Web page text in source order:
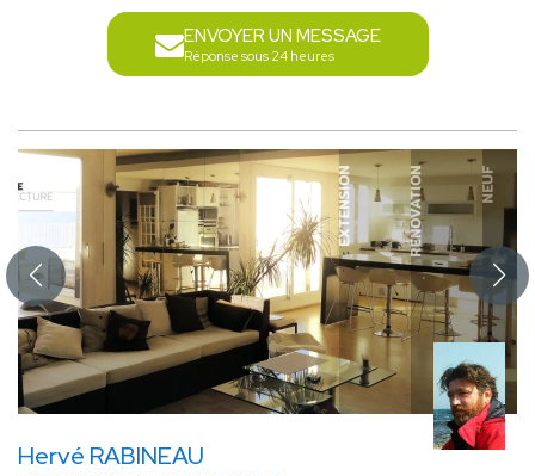
ENVOYER UN MESSAGE
Réponse sous 24 heures
Hervé RABINEAU